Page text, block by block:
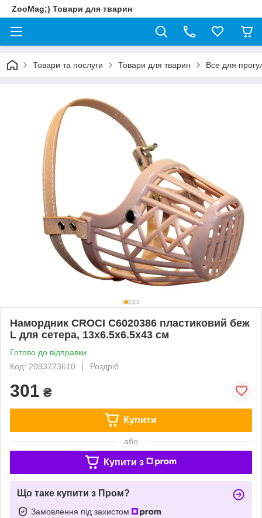
ZooMag;) Товари для тварин
Товари та послуги Товари для тварин Все для
Намордник CROCI C6020386 пластиковий беж
L для сетера, 13х6.5х6.5х43 см
Готово до відправки
Код: 2093723610
Роздріб
301 ₴
Купити
або
Купити з
Що таке купити з Пром?
Замовлення під захистом